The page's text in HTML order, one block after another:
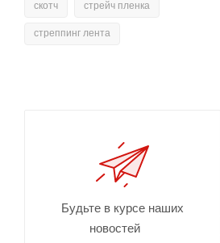
скотч стрейч пленка
стреппинг лента
Будьте в курсе наших
новостей